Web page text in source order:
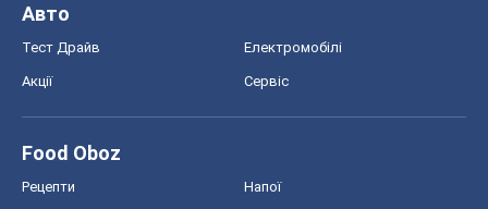
Авто
Тест Драйв Електромобілі
Акції Сервіс
Food Oboz
Рецепти Напої